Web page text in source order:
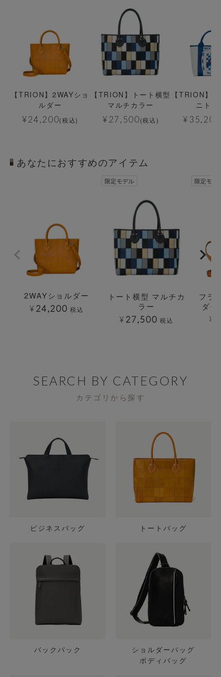
【TRION】2WAYショ
ルダー
¥24,200(税込)
【TRION】トート横型
マルチカラー
¥ 27,500(税込)
【TRION】
ニト
¥35,200
あなたにおすすめのアイテム
2WAYショルダー
¥ 24,200 税込
限定モデル
トート横型 マルチカ
ラー
¥ 27,500 税込
限定モデ
フラ
ダ
¥
SEARCH BY CATEGORY
カテゴリから探す
ビジネスバッグ トートバッグ
バックパック
ショルダーバッグ
ボディバッグ